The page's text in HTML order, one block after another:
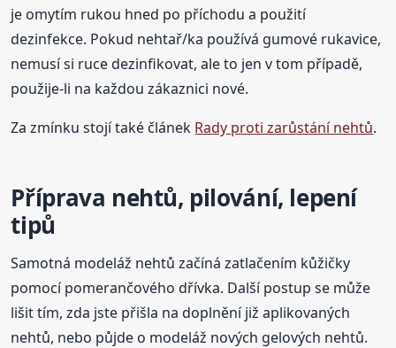
je omytím rukou hned po příchodu a použití
dezinfekce. Pokud nehtař/ka používá gumové rukavice,
nemusí si ruce dezinfikovat, ale to jen v tom případě,
použije-li na každou zákaznici nové.
Za zmínku stojí také článek Rady proti zarůstání nehtů.
Příprava nehtů, pilování, lepení
tipů
Samotná modeláž nehtů začíná zatlačením kůžičky
pomocí pomerančového dřívka. Další postup se může
lišit tím, zda jste přišla na doplnění již aplikovaných
nehtů, nebo půjde o modeláž nových gelových nehtů.